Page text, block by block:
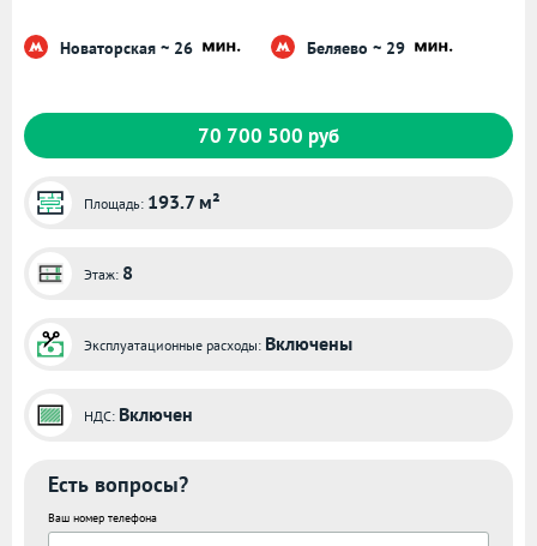
Новаторская ~ 26 Беляево ~ 29
70 700 500 руб
Площадь: 193.7 м²
Этаж: 8
Эксплуатационные расходы: Включены
НДС: Включен
Есть вопросы?
Ваш номер телефона